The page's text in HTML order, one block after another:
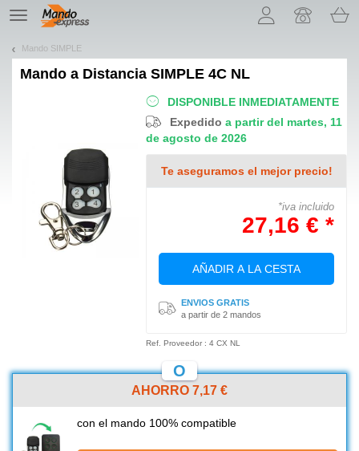
TE
navigation
Mando SIMPLE
Mando a Distancia SIMPLE 4C NL
DISPONIBLE INMEDIATAMENTE
Expedidoa partir del martes, 11
de agosto de 2026
Te aseguramos el mejor precio!
*iva incluido
27,16 € *
AÑADIR A LA CESTA
ENVIOS GRATIS
a partir de 2 mandos
Ref. Proveedor : 4 CX NL
O
AHORRO 7,17 €
con el mando 100% compatible
¡Permítenos presentarte nuestras cookies!